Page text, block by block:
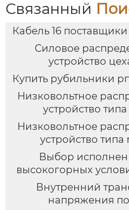
Связанный
Кабель 16 поставщики
Силовое
устройство
Купить рубильники
Низковольтное
устройство
Низковольтное
устройство
Выбор
высокогорных
Внутренний
напряжения